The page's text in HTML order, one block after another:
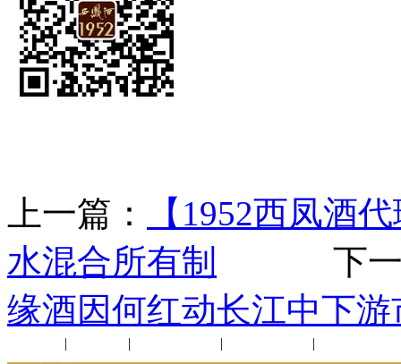
上一篇：
【1952西凤酒
水混合所有制
下一
缘酒因何红动长江中下游
| | | |